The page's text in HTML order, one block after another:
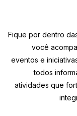
Fique por dentro
você
eventos e
todos
atividades que